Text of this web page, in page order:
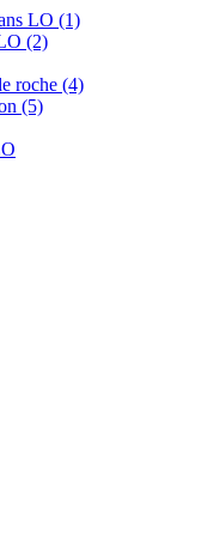
LO (1)
(2)
roche (4)
(5)